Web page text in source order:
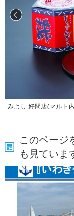
みよし 好間店(マルト
このページ
も見ていま